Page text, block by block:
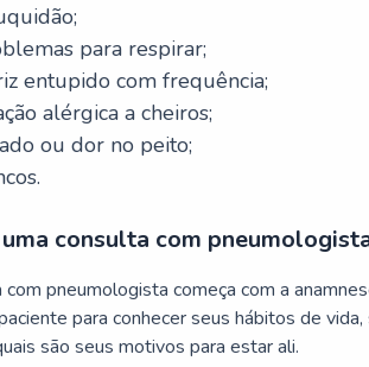
para respirar;
entupido com frequência;
alérgica a cheiros;
ou dor no peito;
uma consulta com
pneumologista começa com a
para conhecer seus hábitos de
são seus motivos para estar ali.